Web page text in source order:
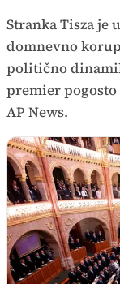
Stranka Tisza je
domnevno
politično
premier
AP News.